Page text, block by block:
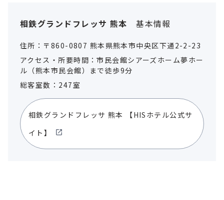
相鉄グランドフレッサ 熊本 基本情報
住所：〒860-0807 熊本県熊本市中央区下通2-2-23
アクセス・所要時間：市民会館シアーズホーム夢ホー
ル（熊本市民会館）まで徒歩9分
総客室数：247室
相鉄グランドフレッサ 熊本
【HISホテル公式サ
イト】